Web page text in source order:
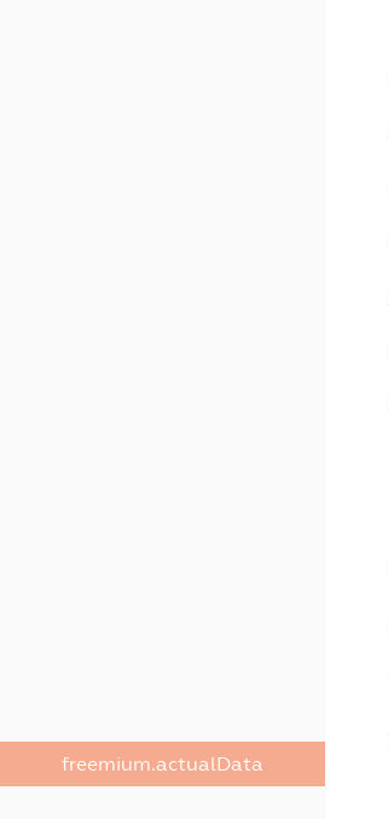
freemium.actualData